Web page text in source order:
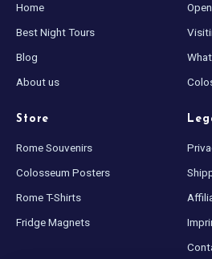
Home
Best Night Tours
Blog
About us
Store
Rome Souvenirs
Colosseum Posters
Rome T-Shirts
Fridge Magnets